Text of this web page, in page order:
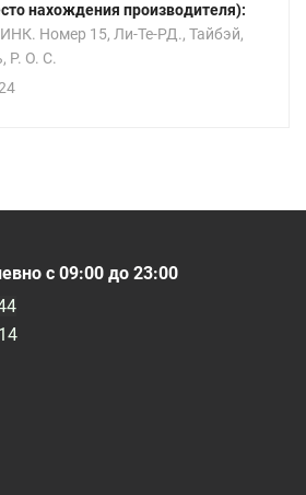
нахождения производителя):
Номер 15, Ли-Те-РД., Тайбэй,
Р. О. С.
с 09:00 до 23:00